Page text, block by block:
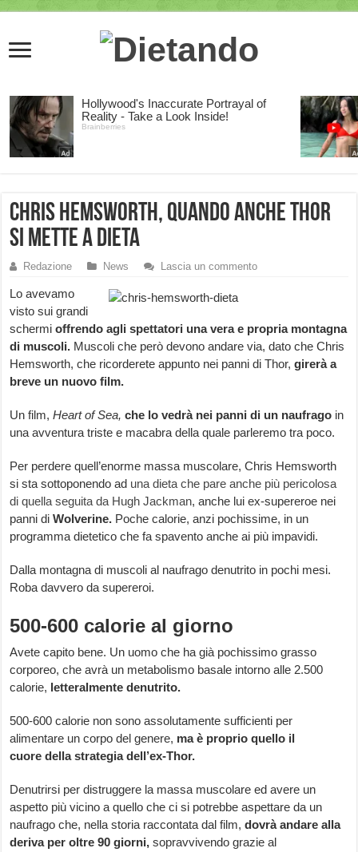
Chris Hemsworth, quando anche Thor
si mette a dieta
Redazione News Lascia un commento
Lo avevamo
visto sui grandi
schermioffrendo agli spettatori una vera e propria montagna
di muscoli. Muscoli che però devono andare via, dato che Chris
Hemsworth, che ricorderete appunto nei panni di Thor,girerà a
breve un nuovo film.
Un film,Heart of Sea, che lo vedrà nei panni di un naufrago in
una avventura triste e macabra della quale parleremo tra poco.
Per perdere quell’enorme massa muscolare, Chris Hemsworth
si sta sottoponendo ad una dieta che pare anche più pericolosa
di quella seguita da Hugh Jackman, anche lui ex-supereroe nei
panni diWolverine. Poche calorie, anzi pochissime, in un
programma dietetico che fa spavento anche ai più impavidi.
Dalla montagna di muscoli al naufrago denutrito in pochi mesi.
Roba davvero da supereroi.
500-600 calorie al giorno
Avete capito bene. Un uomo che ha già pochissimo grasso
corporeo, che avrà un metabolismo basale intorno alle 2.500
calorie, letteralmente denutrito.
500-600 calorie non sono assolutamente sufficienti per
alimentare un corpo del genere, ma è proprio quello il
cuore della strategia dell’ex-Thor.
Denutrirsi per distruggere la massa muscolare ed avere un
aspetto più vicino a quello che ci si potrebbe aspettare da un
naufrago che, nella storia raccontata dal film,dovrà andare alla
deriva per oltre 90 giorni,sopravvivendo grazie al